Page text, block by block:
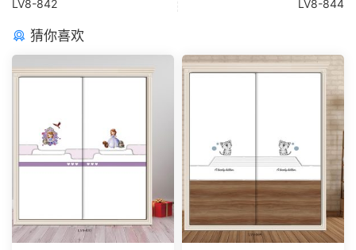
LV8-842 LV8-844
猜你喜欢